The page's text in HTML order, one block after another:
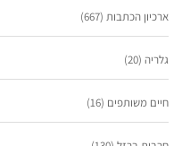
ארכיון הכתבות (667)
גלריה (20)
חיים משותפים (16)